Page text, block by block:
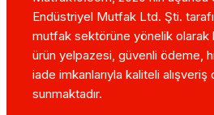
Endüstriyel Mutfak Ltd. Şti.
mutfak sektörüne yönelik olarak
ürün yelpazesi, güvenli ödeme,
iade imkanlarıyla kaliteli alışveriş
sunmaktadır.